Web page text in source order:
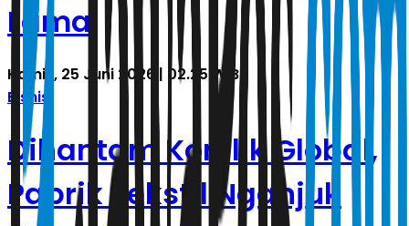
Lama
Kamis, 25 Juni 2026 | 02.25 WIB
Bisnis
Dihantam Konflik Global,
Pabrik Tekstil Nganjuk